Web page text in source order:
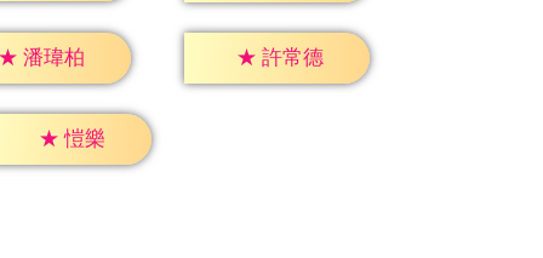
潘瑋柏 ★ 許常德
★ 愷樂